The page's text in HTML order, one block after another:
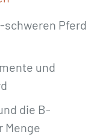
schweren Pferd
und
die B-
Menge